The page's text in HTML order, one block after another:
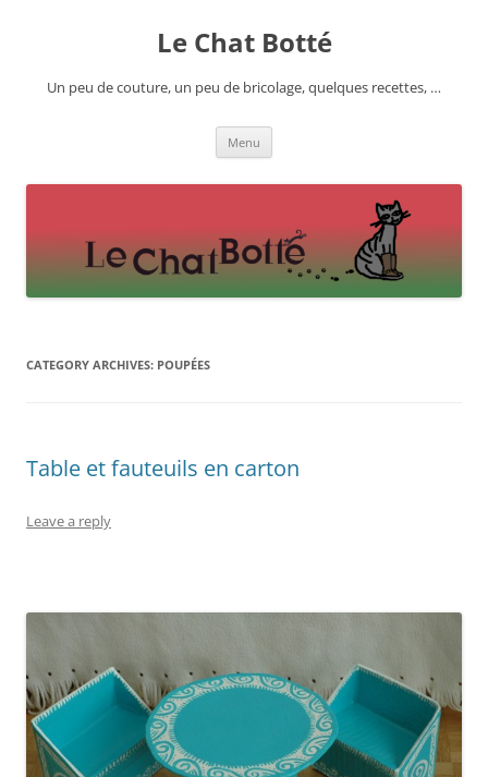
Le Chat Botté
Un peu de couture, un peu de bricolage, quelques recettes, …
Menu
CATEGORY ARCHIVES: POUPÉES
Table et fauteuils en carton
Leave a reply